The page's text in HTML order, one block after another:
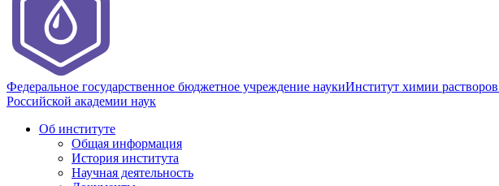
Федеральное государственное бюджетное учреждение наукиИнститут химии
Российской академии наук
Об институте
Общая информация
История института
Научная деятельность